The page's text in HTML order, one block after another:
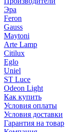
Эра
Feron
Gauss
Maytoni
Arte Lamp
Citilux
Eglo
Uniel
ST Luce
Odeon Light
Как купить
Условия оплаты
Условия доставки
Гарантия на товар